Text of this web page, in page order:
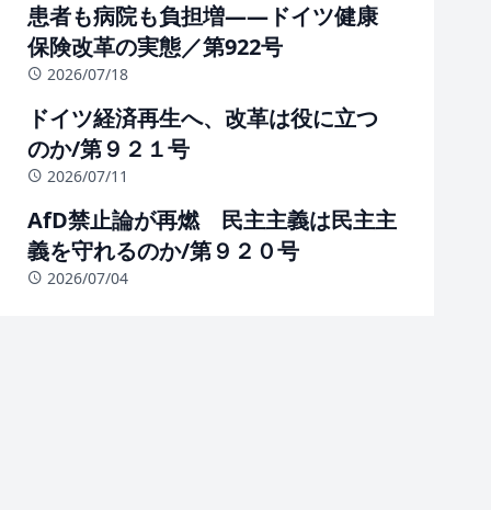
患者も病院も負担増――ドイツ健康
保険改革の実態／第922号
2026/07/18
ドイツ経済再生へ、改革は役に立つ
のか/第９２１号
2026/07/11
AfD禁止論が再燃 民主主義は民主主
義を守れるのか/第９２０号
2026/07/04